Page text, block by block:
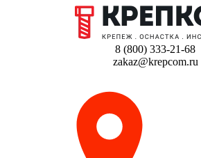
8 (800) 333-21-68
zakaz@krepcom.ru